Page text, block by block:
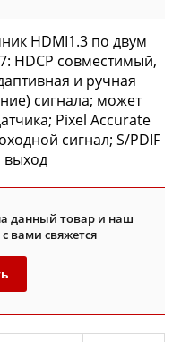
HDMI1.3 по двум
HDCP совместимый,
и ручная
сигнала; может
Pixel Accurate
сигнал; S/PDIF
выход
данный товар и наш
вами свяжется